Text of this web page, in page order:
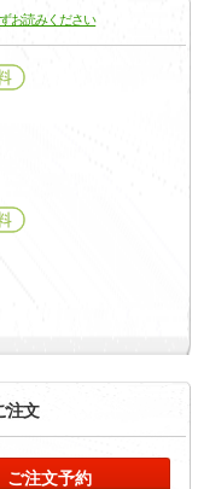
お読みください
注文
ご注文予約